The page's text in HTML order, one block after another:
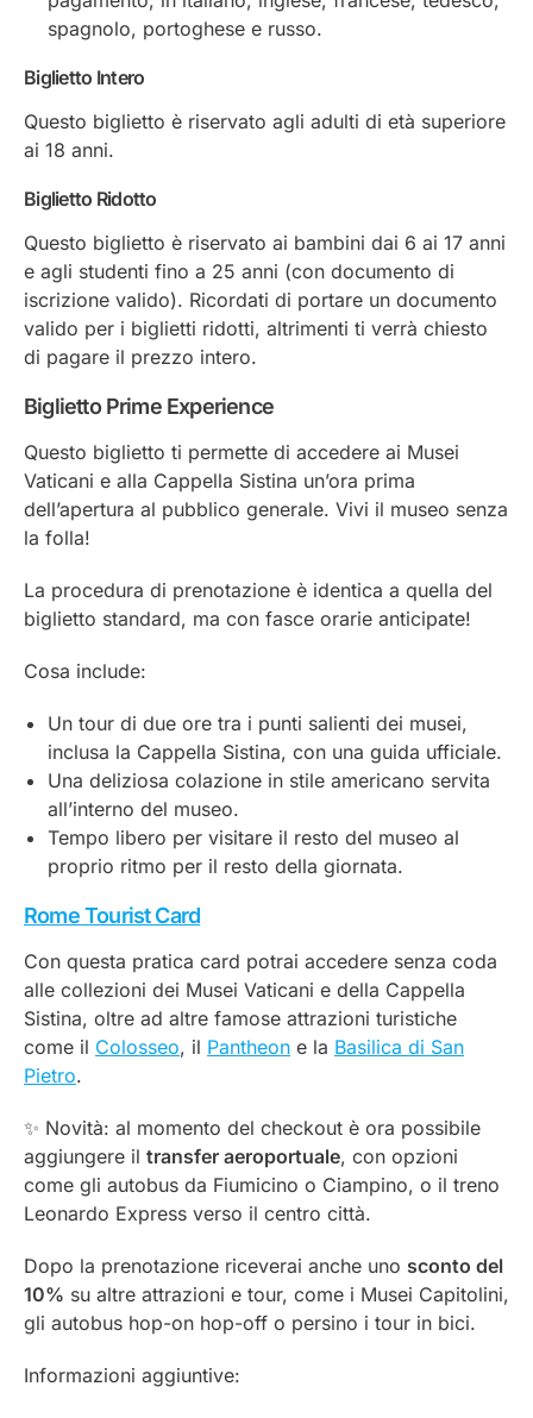
spagnolo, portoghese e russo.
Biglietto Intero
Questo biglietto è riservato agli adulti di età superiore
ai 18 anni.
Biglietto Ridotto
Questo biglietto è riservato ai bambini dai 6 ai 17 anni
e agli studenti fino a 25 anni (con documento di
iscrizione valido). Ricordati di portare un documento
valido per i biglietti ridotti, altrimenti ti verrà chiesto
di pagare il prezzo intero.
Biglietto Prime Experience
Questo biglietto ti permette di accedere ai Musei
Vaticani e alla Cappella Sistina un’ora prima
dell’apertura al pubblico generale. Vivi il museo senza
la folla!
La procedura di prenotazione è identica a quella del
biglietto standard, ma con fasce orarie anticipate!
Cosa include:
Un tour di due ore tra i punti salienti dei musei,
inclusa la Cappella Sistina, con una guida ufficiale.
Una deliziosa colazione in stile americano servita
all’interno del museo.
Tempo libero per visitare il resto del museo al
proprio ritmo per il resto della giornata.
Rome Tourist Card
Con questa pratica card potrai accedere senza coda
alle collezioni dei Musei Vaticani e della Cappella
Sistina, oltre ad altre famose attrazioni turistiche
come il Colosseo, il Pantheon e la Basilica di San
Pietro.
✨ Novità: al momento del checkout è ora possibile
aggiungere il transfer aeroportuale, con opzioni
come gli autobus da Fiumicino o Ciampino, o il treno
Leonardo Express verso il centro città.
Dopo la prenotazione riceverai anche uno sconto del
10% su altre attrazioni e tour, come i Musei Capitolini,
gli autobus hop-on hop-off o persino i tour in bici.
Informazioni aggiuntive: